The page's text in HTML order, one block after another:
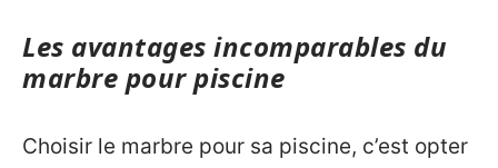
Les avantages incomparables du
marbre pour piscine
Choisir le marbre pour sa piscine, c’est opter